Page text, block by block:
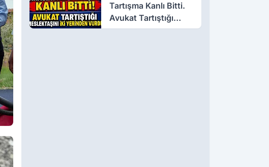
Tartışma Kanlı Bitti.
Avukat Tartıştığı
Meslektaşını İki